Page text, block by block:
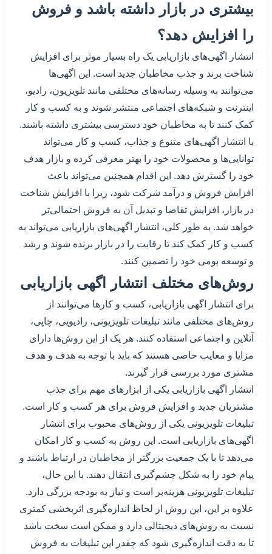
بیشتری در بازار داشته باشد و فروش
را افزایش دهد؟
انتشار اگهی‌های بازاریابی یک راه بسیار موثر برای افزایش
شناخت برند و جذب مخاطبان جدید است. این اگهی‌ها
می‌توانند به وسیله رسانه‌های مختلفی مانند تلویزیون، رادیو،
اینترنت و شبکه‌های اجتماعی منتشر شوند و به کسب و کار
کمک کنند تا به مخاطبان خود دسترسی بیشتری داشته باشند.
با انتشار اگهی‌های متنوع و جذاب، کسب و کار می‌تواند
توانایی‌ها و محصولات خود را بهتر معرفی کرده و بازار هدف
خود را گسترش دهد. این اقدام همچنین می‌تواند باعث
افزایش فروش و درآمد شرکت شود، زیرا با افزایش شناخت
در بازار، افزایش تقاضا و تبدیل آن به فروش احتمالی‌تر
خواهد شد. به طور کلی، انتشار اگهی‌های بازاریابی می‌تواند به
کسب و کار کمک کند تا رقابت را در بازار برنده شوند و رشد
و توسعه بومی خود را تضمین کنند.
روش‌های مختلف انتشار اگهی بازاریابی
برای انتشار اگهی بازاریابی، کسب و کارها می‌توانند از
روش‌های مختلفی مانند تبلیغات تلویزیونی، رادیویی، چاپی،
آنلاین و اجتماعی استفاده کنند. هر یک از این روش‌ها دارای
مزایا و معایب خاصی هستند که باید با توجه به هدف و هدف
مشتری مورد بررسی قرار گیرند.
انتشار اگهی بازاریابی یکی از ابزارهای مهم برای جذب
مشتریان جدید و افزایش فروش برای هر کسب و کار است.
تبلیغات تلویزیونی یکی از روش‌های محبوب برای انتشار
اگهی‌های بازاریابی است. این روش به کسب و کار امکان
می‌دهد تا با یک جمعیت بزرگتر از مخاطبان در ارتباط باشند و
پیام خود را به شکل چشم‌گیری انتقال دهند. با این حال،
تبلیغات تلویزیونی هزینه‌بر است و نیاز به بودجه بزرگی دارد.
علاوه بر این، این روش از لحاظ اندازه‌گیری اثربخشی کمتری
نسبت به روش‌های دیجیتالی دارد و ممکن است سخت باشد
تا به دقت اندازه‌گیری شود که چقدر این تبلیغات به فروش